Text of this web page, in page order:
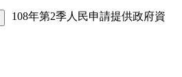
108年第2季人民申請提供政府資